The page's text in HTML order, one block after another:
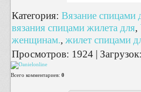
Категория: Вязание
вязания спицами жилета для,
женщинам., жилет спицами
Просмотров: 1924 | Загрузок:
Всего комментариев: 0